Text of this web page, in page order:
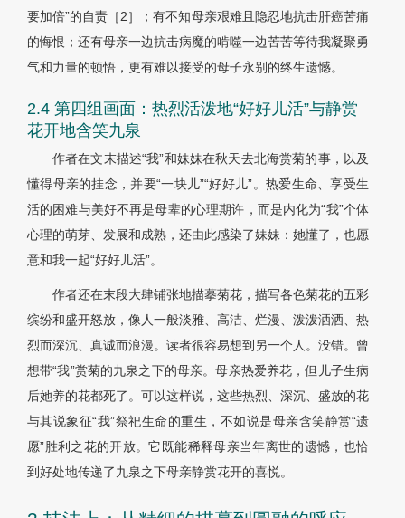
要加倍”的自责［2］；有不知母亲艰难且隐忍地抗击肝癌苦痛
的悔恨；还有母亲一边抗击病魔的啃噬一边苦苦等待我凝聚勇
气和力量的顿悟，更有难以接受的母子永别的终生遗憾。
2.4 第四组画面：热烈活泼地“好好儿活”与静赏
花开地含笑九泉
作者在文末描述“我”和妹妹在秋天去北海赏菊的事，以及
懂得母亲的挂念，并要“一块儿”“好好儿”。热爱生命、享受生
活的困难与美好不再是母辈的心理期许，而是内化为“我”个体
心理的萌芽、发展和成熟，还由此感染了妹妹：她懂了，也愿
意和我一起“好好儿活”。
作者还在末段大肆铺张地描摹菊花，描写各色菊花的五彩
缤纷和盛开怒放，像人一般淡雅、高洁、烂漫、泼泼洒洒、热
烈而深沉、真诚而浪漫。读者很容易想到另一个人。没错。曾
想带“我”赏菊的九泉之下的母亲。母亲热爱养花，但儿子生病
后她养的花都死了。可以这样说，这些热烈、深沉、盛放的花
与其说象征“我”祭祀生命的重生，不如说是母亲含笑静赏“遗
愿”胜利之花的开放。它既能稀释母亲当年离世的遗憾，也恰
到好处地传递了九泉之下母亲静赏花开的喜悦。